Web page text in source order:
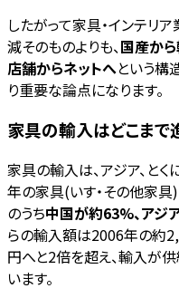
したがって家具・インテリ
減そのものよりも、国産から
店舗からネットへという構
り重要な論点になります。
家具の輸入はどこま
家具の輸入は、アジア、と
年の家具(いす・その他家
のうち中国が約63%、アジ
らの輸入額は2006年の約
円へと2倍を超え、輸入が
います。